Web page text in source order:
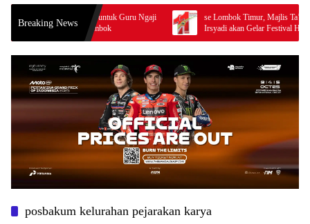
Breaking News
Bantuan untuk Guru Ngaji
di Lombok
se Lombok Timur, Majlis Ta’lim Darunnajah Al
Irsyadi akan Gelar Festival Hadrah Al-Habsyi
posbakum kelurahan pejarakan karya